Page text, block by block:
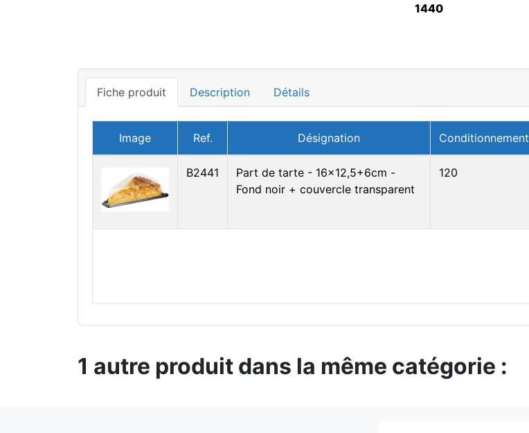
1440
Fiche produit Description Détails
Image Ref. Désignation Conditionnement
B2441
Part de tarte - 16x12,5+6cm -
Fond noir + couvercle transparent
120
1 autre produit dans la même catégorie :